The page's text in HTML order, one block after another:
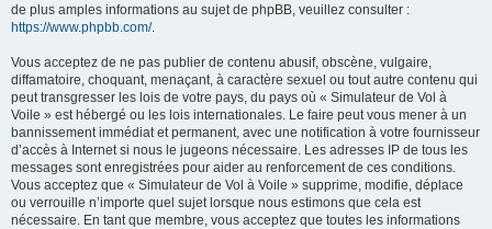
de plus amples informations au sujet de phpBB, veuillez consulter :
https://www.phpbb.com/.
Vous acceptez de ne pas publier de contenu abusif, obscène, vulgaire,
diffamatoire, choquant, menaçant, à caractère sexuel ou tout autre contenu qui
peut transgresser les lois de votre pays, du pays où « Simulateur de Vol à
Voile » est hébergé ou les lois internationales. Le faire peut vous mener à un
bannissement immédiat et permanent, avec une notification à votre fournisseur
d’accès à Internet si nous le jugeons nécessaire. Les adresses IP de tous les
messages sont enregistrées pour aider au renforcement de ces conditions.
Vous acceptez que « Simulateur de Vol à Voile » supprime, modifie, déplace
ou verrouille n’importe quel sujet lorsque nous estimons que cela est
nécessaire. En tant que membre, vous acceptez que toutes les informations